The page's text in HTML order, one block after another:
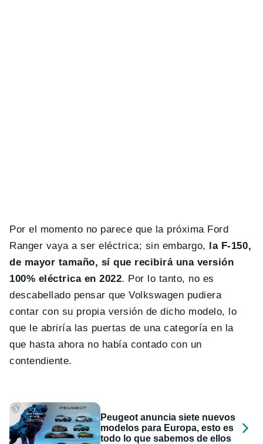
Por el momento no parece que la próxima Ford
Ranger vaya a ser eléctrica; sin embargo,
la F-150,
de mayor tamaño, sí que recibirá una versión
100% eléctrica en 2022. Por lo tanto, no es
descabellado pensar que Volkswagen pudiera
contar con su propia versión de dicho modelo, lo
que le abriría las puertas de una categoría en la
que hasta ahora no había contado con un
contendiente.
Peugeot anuncia siete nuevos
modelos para Europa, esto es
todo lo que sabemos de ellos